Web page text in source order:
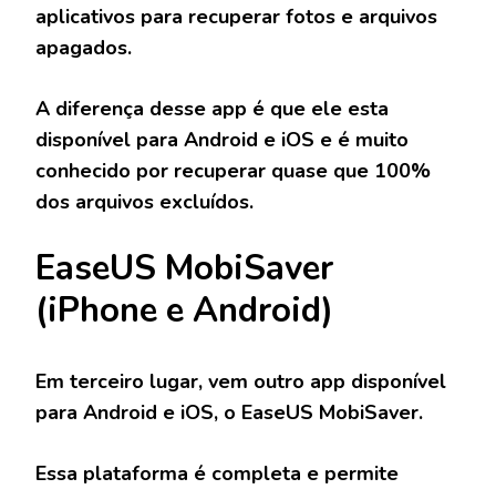
aplicativos para recuperar fotos e arquivos
apagados.
A diferença desse app é que ele esta
disponível para Android e iOS e é muito
conhecido por recuperar quase que 100%
dos arquivos excluídos.
EaseUS MobiSaver
(iPhone e Android)
Em terceiro lugar, vem outro app disponível
para Android e iOS, o EaseUS MobiSaver.
Essa plataforma é completa e permite